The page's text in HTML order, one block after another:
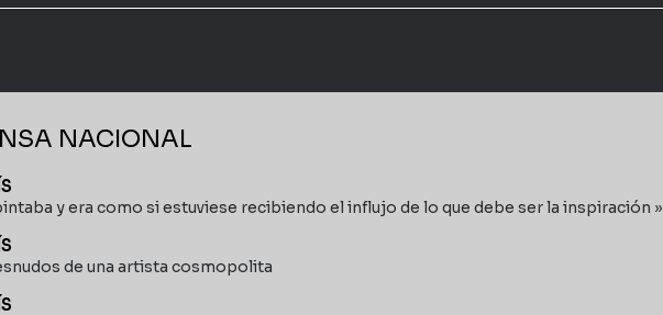
NACIONAL
y era como si estuviese recibiendo el influjo de lo que debe ser la inspiración »
de una artista cosmopolita